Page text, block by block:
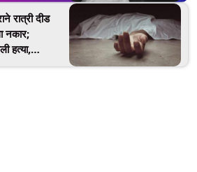
रात्री दीड
नकार;
हत्या,